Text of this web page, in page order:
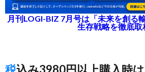
月刊LOGI-BIZ 7月号は「未来を創る
生存戦略を徹底取
税込み3980円以上購入時は“無料”、検索画